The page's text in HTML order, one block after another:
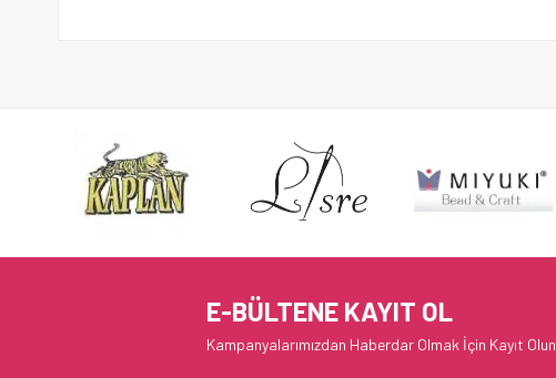
E-BÜLTENE KAYIT OL
Kampanyalarımızdan Haberdar Olmak İçin Kayıt Olun